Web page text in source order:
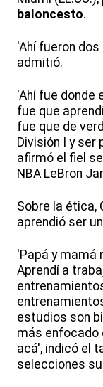
baloncesto.
'Ahí fueron
admitió.
'Ahí fue donde
fue que
fue que de
División I y ser
afirmó el fiel
NBA LeBron
Sobre la ética,
aprendió ser
'Papá y mamá
Aprendí a
estudios son
más enfocado
acá', indicó el
selecciones